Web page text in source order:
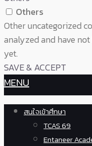
Others
Other uncategorized
analyzed and have
yet.
SAVE & ACCEPT
MENU
สนใจเข้าศึกษา
TCAS 69
Entaneer